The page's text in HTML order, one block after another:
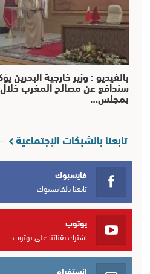
بالفيديو : وزير خارجية البحرين
سندافع عن مصالح المغرب
بمجلس…
تابعنا بالشبكات الإجتماعية
فايسبوك
تابعنا بالفايسبوك
يوتوب
اشترك بقناتنا على يوتوب